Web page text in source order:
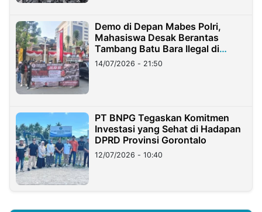
Demo di Depan Mabes Polri,
Mahasiswa Desak Berantas
Tambang Batu Bara Ilegal di
Lampung
14/07/2026 - 21:50
PT BNPG Tegaskan Komitmen
Investasi yang Sehat di Hadapan
DPRD Provinsi Gorontalo
12/07/2026 - 10:40